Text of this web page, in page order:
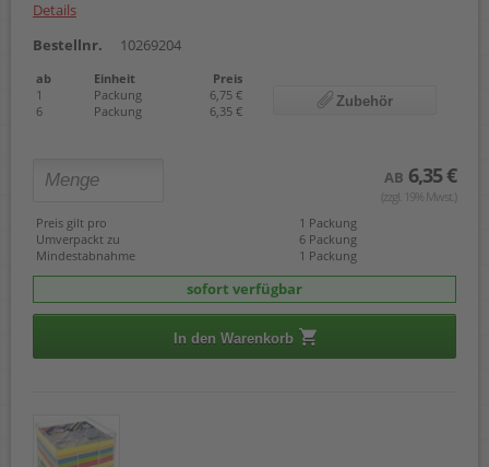
Details
Bestellnr.
10269204
ab Einheit
Preis
1
Packung
6,75 €
6
Packung 6,35 €
Zubehör
AB 6,35 €
(zzgl. 19% Mwst.)
Preis gilt pro
1 Packung
Umverpackt zu
6 Packung
Mindestabnahme
1 Packung
sofort verfügbar
In den Warenkorb